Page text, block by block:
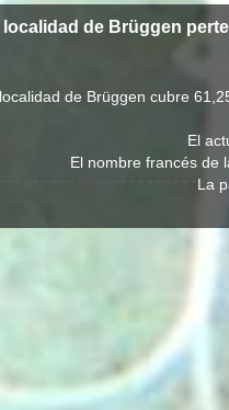
localidad de Brüggen
de Brüggen cubre
El
El nombre francés de
La